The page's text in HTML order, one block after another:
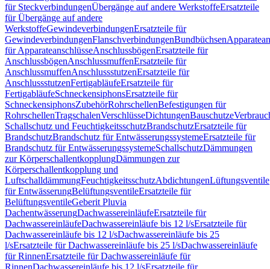
für SteckverbindungenÜbergänge auf andere WerkstoffeErsatzteile
für Übergänge auf andere
WerkstoffeGewindeverbindungenErsatzteile für
GewindeverbindungenFlanschverbindungenBundbüchsen
für ApparateanschlüsseAnschlussbögenErsatzteile für
AnschlussbögenAnschlussmuffenErsatzteile für
AnschlussmuffenAnschlussstutzenErsatzteile für
AnschlussstutzenFertigabläufeErsatzteile für
FertigabläufeSchneckensiphonsErsatzteile für
SchneckensiphonsZubehörRohrschellenBefestigungen für
RohrschellenTragschalenVerschlüsseDichtungenBauschutze
Schallschutz und FeuchtigkeitsschutzBrandschutzErsatzteile für
BrandschutzBrandschutz für EntwässerungssystemeErsatzteile für
Brandschutz für EntwässerungssystemeSchallschutzDämmungen
zur KörperschallentkopplungDämmungen zur
Körperschallentkopplung und
LuftschalldämmungFeuchtigkeitsschutzAbdichtungenLüftungsventile
für EntwässerungBelüftungsventileErsatzteile für
BelüftungsventileGeberit Pluvia
DachentwässerungDachwassereinläufeErsatzteile für
DachwassereinläufeDachwassereinläufe bis 12 l/sErsatzteile für
Dachwassereinläufe bis 12 l/sDachwassereinläufe bis 25
l/sErsatzteile für Dachwassereinläufe bis 25 l/sDachwassereinläufe
für RinnenErsatzteile für Dachwassereinläufe für
RinnenDachwassereinläufe bis 12 l/sErsatzteile für